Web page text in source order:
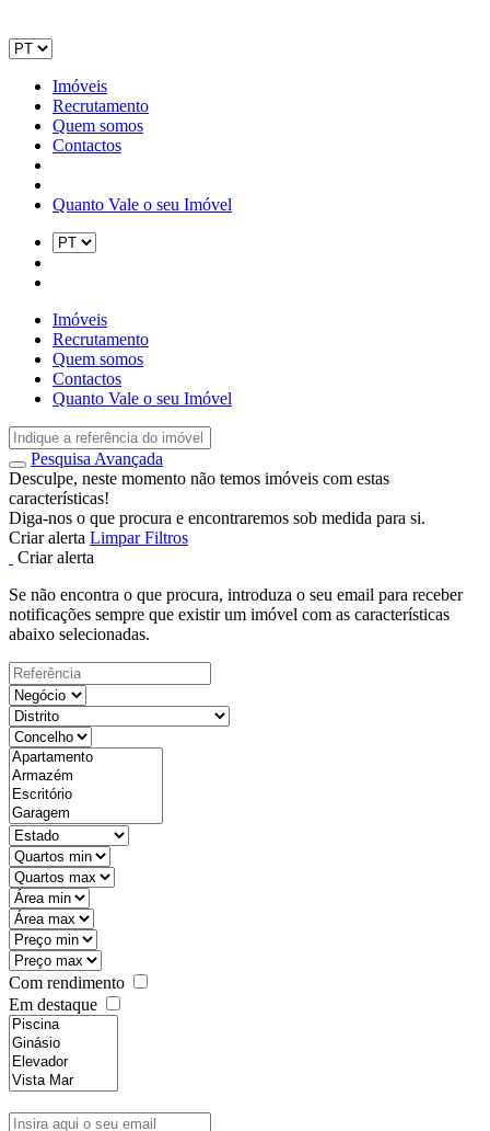
Imóveis
Recrutamento
Quem somos
Contactos
Quanto Vale o seu Imóvel
Imóveis
Recrutamento
Quem somos
Contactos
Quanto Vale o seu Imóvel
Pesquisa Avançada
Desculpe, neste momento não temos imóveis com estas
características!
Diga-nos o que procura e encontraremos sob medida para si.
Criar alerta Limpar Filtros
Criar alerta
Se não encontra o que procura, introduza o seu email para receber
notificações sempre que existir um imóvel com as características
abaixo selecionadas.
Com rendimento
Em destaque